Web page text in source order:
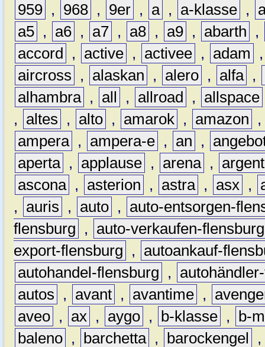
959 , 968 , 9er , a , a-klasse ,
a5 , a6 , a7 , a8 , a9 , abarth
,
accord
, active , activee , adam
aircross
, alaskan , alero , alfa ,
alhambra , all , allroad , allspace
,
altes , alto , amarok , amazon
ampera , ampera-e , an ,
aperta , applause , arena ,
ascona , asterion , astra , asx ,
,
auris , auto ,
auto-entsorgen-
flensburg
,
auto-verkaufen-flensburg
export-flensburg
,
autoankauf-
autohandel-flensburg
,
autos
, avant , avantime ,
aveo , ax , aygo , b-klasse ,
b-
baleno , barchetta , barockengel